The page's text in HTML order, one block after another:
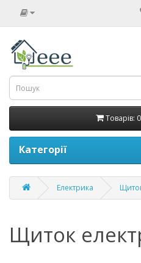
Товарів:
Категорії
Електрика
Щиток